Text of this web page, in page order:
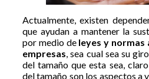
Actualmente, existen
que ayudan a mantener la
por medio de leyes y normas
empresas, sea cual sea su
del tamaño que esta sea,
del tamaño son los aspectos a